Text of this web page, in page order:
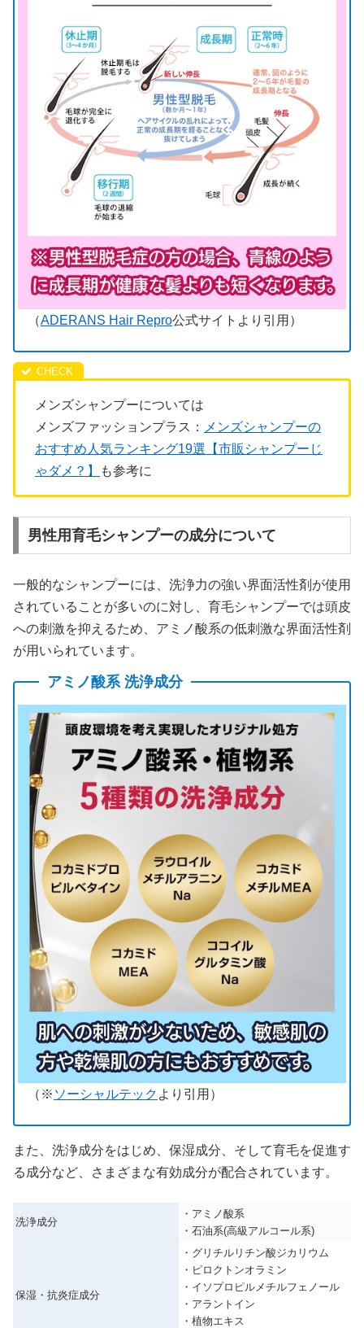
（ADERANS Hair Repro公式サイトより引用）
メンズシャンプーについては
メンズファッションプラス：
メンズシャンプーの
おすすめ人気ランキング19選【市販シャンプーじ
ゃダメ？】
も参考に
男性用育毛シャンプーの成分について
一般的なシャンプーには、洗浄力の強い界面活性剤が使用
されていることが多いのに対し、育毛シャンプーでは頭皮
への刺激を抑えるため、アミノ酸系の低刺激な界面活性剤
が用いられています。
アミノ酸系 洗浄成分
（※ ソーシャルテック より引用）
また、洗浄成分をはじめ、保湿成分、そして育毛を促進す
る成分など、さまざまな有効成分が配合されています。
洗浄成分
・アミノ酸系
・石油系(高級アルコール系)
保湿・抗炎症成分
・グリチルリチン酸ジカリウム
・ピロクトンオラミン
・イソプロピルメチルフェノール
・アラントイン
・植物エキス